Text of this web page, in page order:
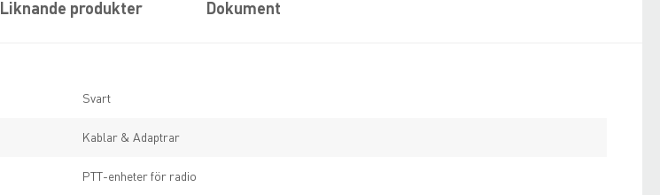
Liknande produkter Dokument
Svart
Kablar & Adaptrar
PTT-enheter för radio